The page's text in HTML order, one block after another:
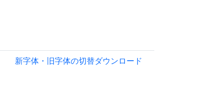
新字体・旧字体の切替ダウンロード